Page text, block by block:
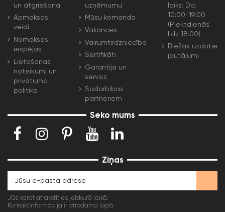
un atgriešana
Apmaksas
veidi
Nomaksas
iespējas
Lietošanas
noteikumi un
privātuma
politika
uzņēmumu
Mūsu komanda
Vakances
Vairumtirdzniecība
Sertifikāti
Garantija un
serviss
Sadarbības
partneriem
laiks: Dd.
10:00-19:00
(Piektdienās
līdz 18:00)
Biežāk uzdotie
jautājumi
Seko mums
Ziņas
Jūs varat atrakstīties jebkurā laikā.
Kontaktinformācija ir atrodama lapā.